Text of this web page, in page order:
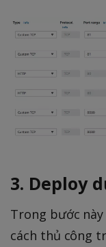
3. Deploy
Trong bước
cách thủ công